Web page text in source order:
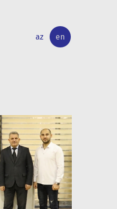
az en